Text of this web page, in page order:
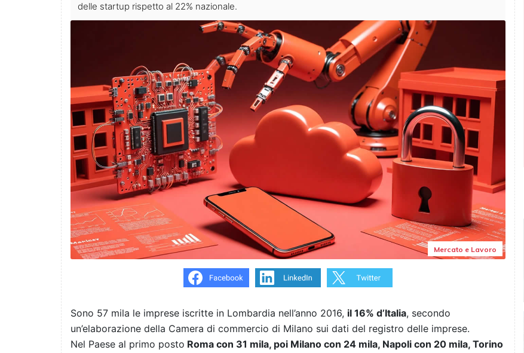
delle startup rispetto al 22% nazionale.
Mercato e Lavoro
Sono 57 mila le imprese iscritte in Lombardia nell’anno 2016, il 16% d’Italia, secondo
un’elaborazione della Camera di commercio di Milano sui dati del registro delle imprese.
Nel Paese al primo posto Roma con 31 mila, poi Milano con 24 mila, Napoli con 20 mila, Torino